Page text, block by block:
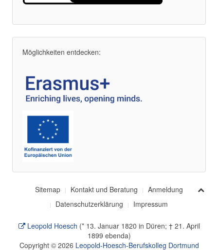
Möglichkeiten entdecken:
Sitemap Kontakt und Beratung
Anmeldung
Datenschutzerklärung
Impressum
Leopold Hoesch (* 13. Januar 1820 in Düren; † 21. April
1899 ebenda)
Copyright © 2026 Leopold-Hoesch-Berufskolleg Dortmund